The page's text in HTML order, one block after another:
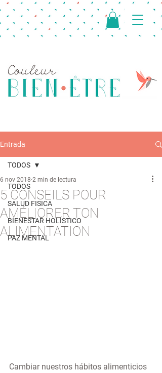
Entrada
TODOS
SALUD FISICA
BIENESTAR HOLÍSTICO
PAZ MENTAL
TODOS
5 CONSEILS POUR
AMÉLIORER TON
ALIMENTATION
6 nov 2018 2 min de lectura
Cambiar nuestros hábitos alimenticios